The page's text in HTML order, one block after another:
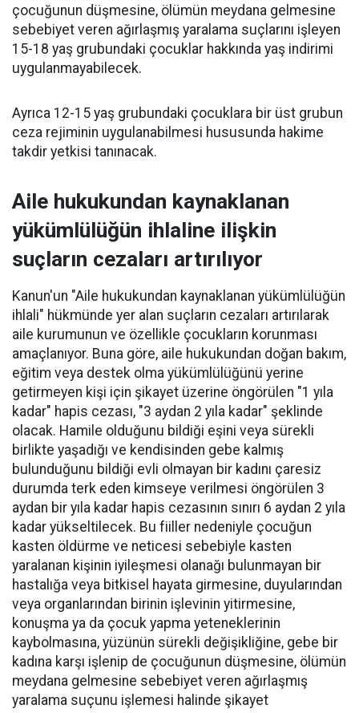
çocuğunun düşmesine, ölümün meydana gelmesine
sebebiyet veren ağırlaşmış yaralama suçlarını işleyen
15-18 yaş grubundaki çocuklar hakkında yaş indirimi
uygulanmayabilecek.
Ayrıca 12-15 yaş grubundaki çocuklara bir üst grubun
ceza rejiminin uygulanabilmesi hususunda hakime
takdir yetkisi tanınacak.
Aile hukukundan kaynaklanan
yükümlülüğün ihlaline ilişkin
suçların cezaları artırılıyor
Kanun'un "Aile hukukundan kaynaklanan yükümlülüğün
ihlali" hükmünde yer alan suçların cezaları artırılarak
aile kurumunun ve özellikle çocukların korunması
amaçlanıyor. Buna göre, aile hukukundan doğan bakım,
eğitim veya destek olma yükümlülüğünü yerine
getirmeyen kişi için şikayet üzerine öngörülen "1 yıla
kadar" hapis cezası, "3 aydan 2 yıla kadar" şeklinde
olacak. Hamile olduğunu bildiği eşini veya sürekli
birlikte yaşadığı ve kendisinden gebe kalmış
bulunduğunu bildiği evli olmayan bir kadını çaresiz
durumda terk eden kimseye verilmesi öngörülen 3
aydan bir yıla kadar hapis cezasının sınırı 6 aydan 2 yıla
kadar yükseltilecek. Bu fiiller nedeniyle çocuğun
kasten öldürme ve neticesi sebebiyle kasten
yaralanan kişinin iyileşmesi olanağı bulunmayan bir
hastalığa veya bitkisel hayata girmesine, duyularından
veya organlarından birinin işlevinin yitirmesine,
konuşma ya da çocuk yapma yeteneklerinin
kaybolmasına, yüzünün sürekli değişikliğine, gebe bir
kadına karşı işlenip de çocuğunun düşmesine, ölümün
meydana gelmesine sebebiyet veren ağırlaşmış
yaralama suçunu işlemesi halinde şikayet